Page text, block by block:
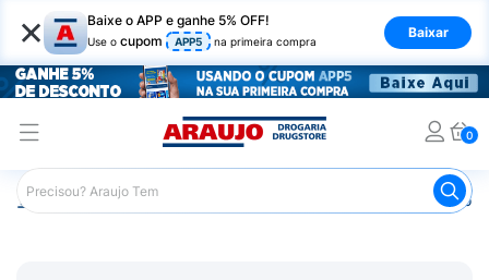
× Baixe o APP e ganhe 5% OFF!
Use o cupom APP5 na primeira compra
Baixar
0
Araujo Medicamentos Remédio para Sistema Nervoso